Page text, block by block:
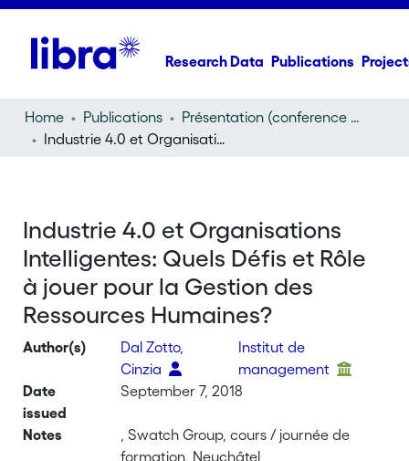
Research Data Publications
Home Publications
Présentation (conference presentation)
Industrie 4.0 et Organisations Intelligentes: Quels Défis et Rôle à jouer pour la Gestion des Ressources Humaines?
Industrie 4.0 et Organisations
Intelligentes: Quels Défis et Rôle
à jouer pour la Gestion des
Ressources Humaines?
Author(s)
Dal Zotto,
Cinzia
Institut de
management
Date
issued
September 7, 2018
Notes
, Swatch Group, cours / journée de
formation, Neuchâtel